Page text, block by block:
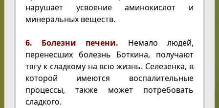
нарушает усвоение аминокислот и
минеральных веществ.
6. Болезни печени.
Немало людей,
перенесших болезнь Боткина, получают
тягу к сладкому на всю жизнь. Селезенка, в
которой имеются воспалительные
процессы, также может потребовать
сладкого.